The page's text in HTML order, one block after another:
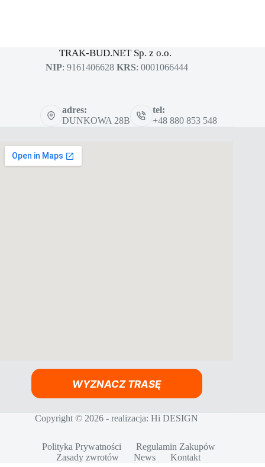
TRAK-BUD.NET Sp. z o.o.
NIP: 9161406628 KRS: 0001066444
adres:
DUNKOWA 28B
tel:
+48 880 853 548
WYZNACZ TRASĘ
Copyright © 2026 - realizacja:Hi DESIGN
Polityka Prywatności
Regulamin Zakupów
Zasady zwrotów
News Kontakt